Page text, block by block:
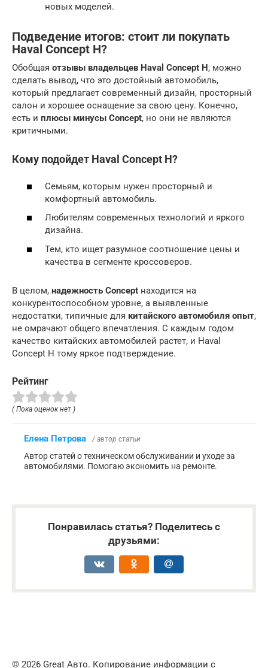
новых моделей.
Подведение итогов: стоит ли покупать
Haval Concept H?
Обобщая отзывы владельцев Haval Concept H, можно
сделать вывод, что это достойный автомобиль,
который предлагает современный дизайн, просторный
салон и хорошее оснащение за свою цену. Конечно,
есть и плюсы минусы Concept, но они не являются
критичными.
Кому подойдет Haval Concept H?
Семьям, которым нужен просторный и
комфортный автомобиль.
Любителям современных технологий и яркого
дизайна.
Тем, кто ищет разумное соотношение цены и
качества в сегменте кроссоверов.
В целом, надежность Concept находится на
конкурентоспособном уровне, а выявленные
недостатки, типичные для китайского автомобиля опыт,
не омрачают общего впечатления. С каждым годом
качество китайских автомобилей растет, и Haval
Concept H тому яркое подтверждение.
Рейтинг
( Пока оценок нет )
Елена Петрова / автор статьи
Автор статей о техническом обслуживании и уходе за
автомобилями. Помогаю экономить на ремонте.
Понравилась статья? Поделитесь с
друзьями:
© 2026 Great Авто. Копирование информации с